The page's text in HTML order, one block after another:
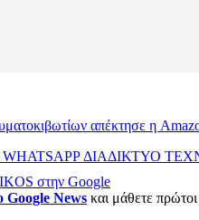
απέκτησε η
WHATSAPP ΔΙΑΔΙΚΤΥΟ
στην Google
Google News και μάθετε πρώτοι